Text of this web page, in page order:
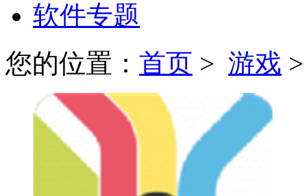
软件专题
您的位置： 首页 > 游戏